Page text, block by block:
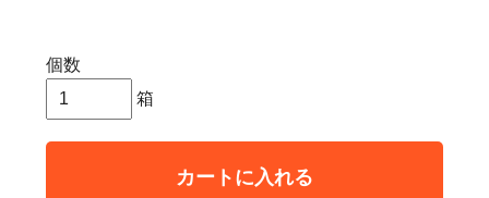
個数
箱
カートに入れる